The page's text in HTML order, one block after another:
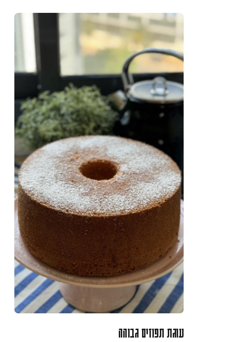
עוגת תפוזים גבוהה